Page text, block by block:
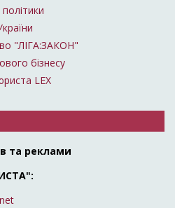
"ЛІГА:ЗАКОН"
бізнесу
LEX
та реклами